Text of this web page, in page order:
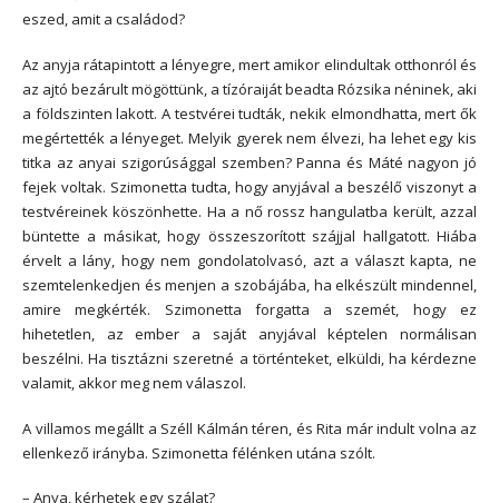
eszed, amit a családod?
Az anyja rátapintott a lényegre, mert amikor elindultak otthonról és
az ajtó bezárult mögöttünk, a tízóraiját beadta Rózsika néninek, aki
a földszinten lakott. A testvérei tudták, nekik elmondhatta, mert ők
megértették a lényeget. Melyik gyerek nem élvezi, ha lehet egy kis
titka az anyai szigorúsággal szemben? Panna és Máté nagyon jó
fejek voltak. Szimonetta tudta, hogy anyjával a beszélő viszonyt a
testvéreinek köszönhette. Ha a nő rossz hangulatba került, azzal
büntette a másikat, hogy összeszorított szájjal hallgatott. Hiába
érvelt a lány, hogy nem gondolatolvasó, azt a választ kapta, ne
szemtelenkedjen és menjen a szobájába, ha elkészült mindennel,
amire megkérték. Szimonetta forgatta a szemét, hogy ez
hihetetlen, az ember a saját anyjával képtelen normálisan
beszélni. Ha tisztázni szeretné a történteket, elküldi, ha kérdezne
valamit, akkor meg nem válaszol.
A villamos megállt a Széll Kálmán téren, és Rita már indult volna az
ellenkező irányba. Szimonetta félénken utána szólt.
– Anya, kérhetek egy szálat?